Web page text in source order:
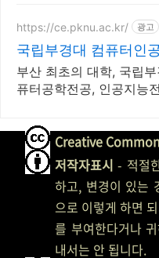
https://ce.pknu.ac.kr/ 광고
국립부경대 컴퓨터인
부산 최초의 대학, 국립
퓨터공학전공, 인공지능
(187억원 지원)
Creative
저작자표시 - 적절
하고, 변경이 있는
으로 이렇게 하면
를 부여한다거나
내서는 안 됩니다.